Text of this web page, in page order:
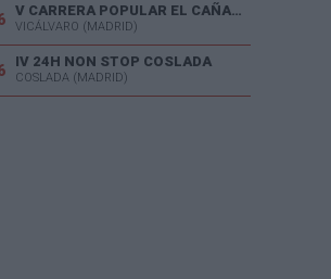
V CARRERA POPULAR EL CAÑAVERAL
VICÁLVARO (MADRID)
IV 24H NON STOP COSLADA
COSLADA (MADRID)